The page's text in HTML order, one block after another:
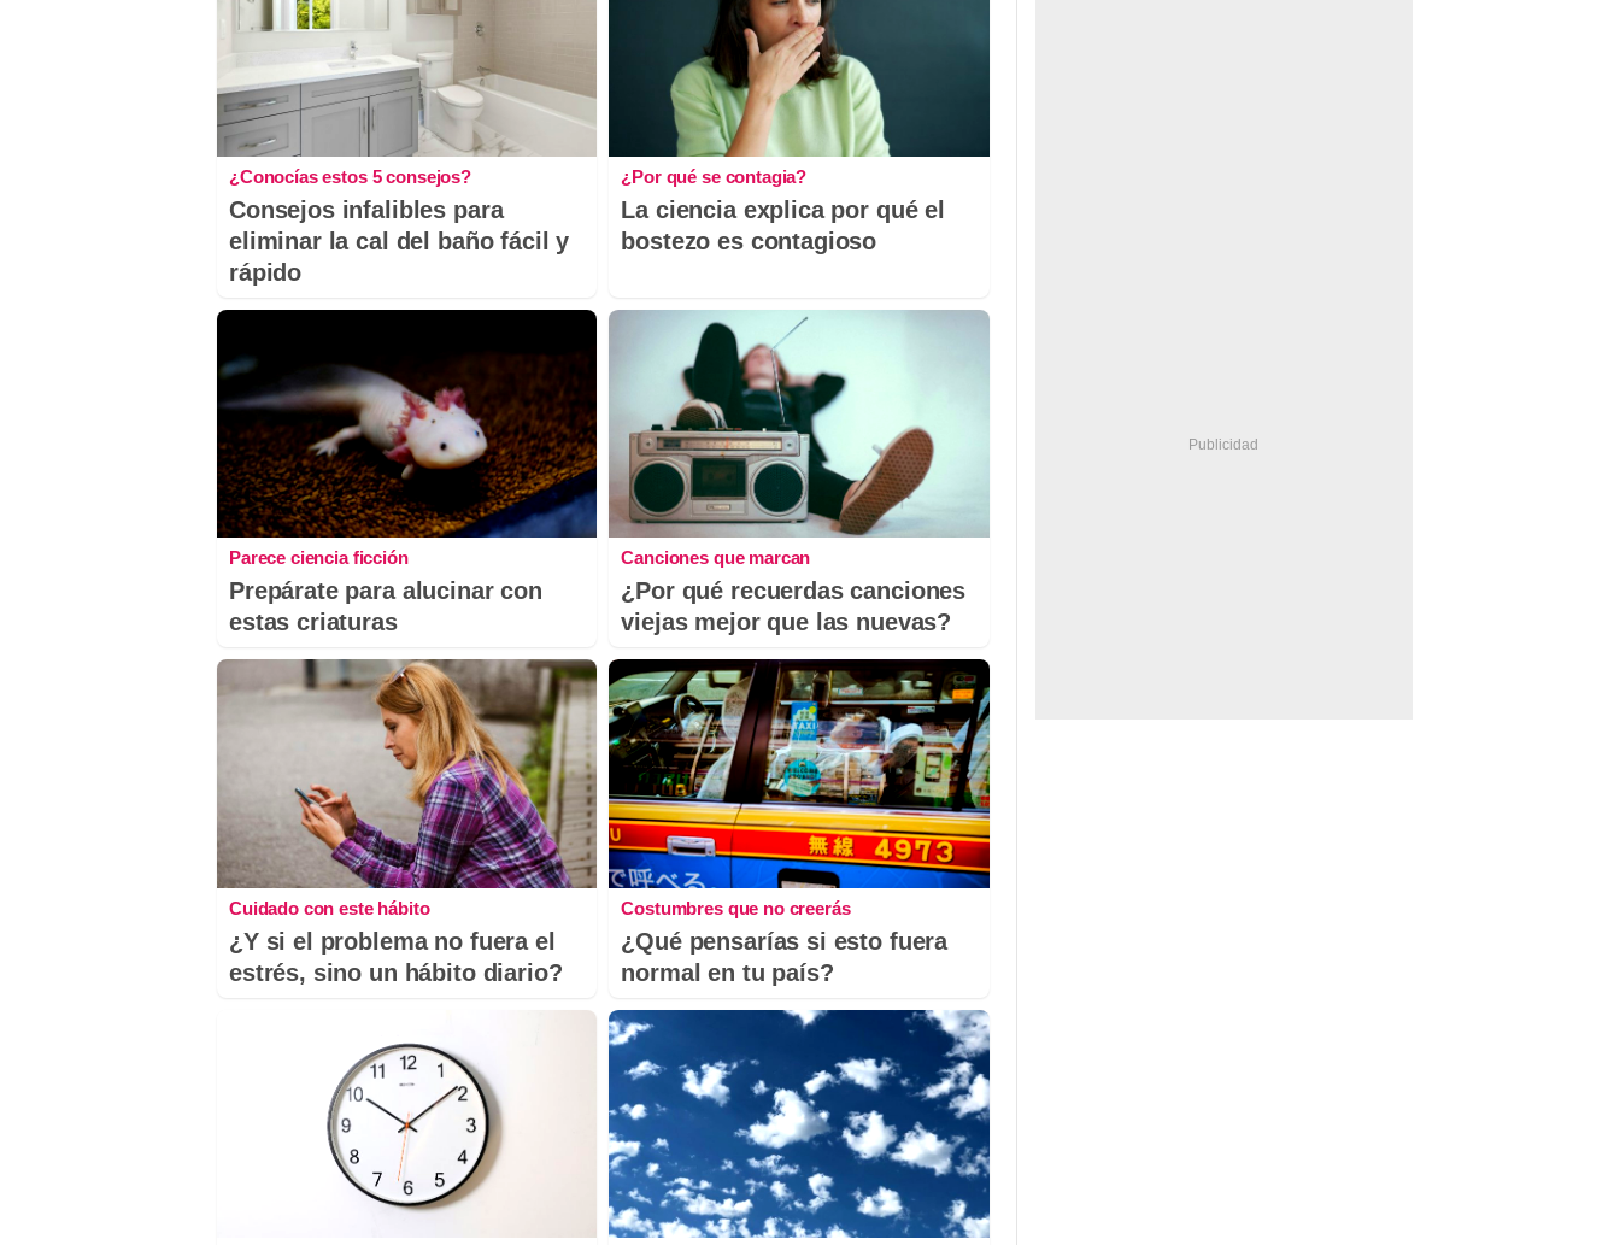
¿Conocías estos 5 consejos?
Consejos infalibles para
eliminar la cal del baño fácil y
rápido
¿Por qué se contagia?
La ciencia explica por qué el
bostezo es contagioso
Parece ciencia ficción
Prepárate para alucinar con
estas criaturas
Canciones que marcan
¿Por qué recuerdas canciones
viejas mejor que las nuevas?
Cuidado con este hábito
¿Y si el problema no fuera el
estrés, sino un hábito diario?
Costumbres que no creerás
¿Qué pensarías si esto fuera
normal en tu país?